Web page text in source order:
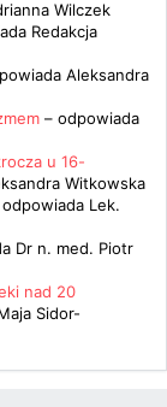
Wilczek
Redakcja
Aleksandra
– odpowiada
u 16-
Witkowska
odpowiada Lek.
Dr n. med. Piotr
nad 20
Sidor-